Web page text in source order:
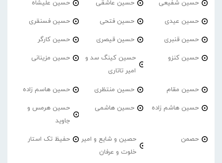
حسین شفیعی حسین عاشقی حسین علیشاه
حسین عیدی حسین فتحی حسین فسنقری
حسین قنبری حسین قیصری حسین کارگر
حسین کنزو
حسین کینگ سد و
امیر تاتاری
حسین مزینانی
حسین مقام حسین منتظری حسین هاسم زاده
حسین هاشم زاده حسین هاشمی
حسین هرمس و
جاوید
حصمن
حصین و شایع و امیر
خلوت و عرفان
حفیظ تک استار